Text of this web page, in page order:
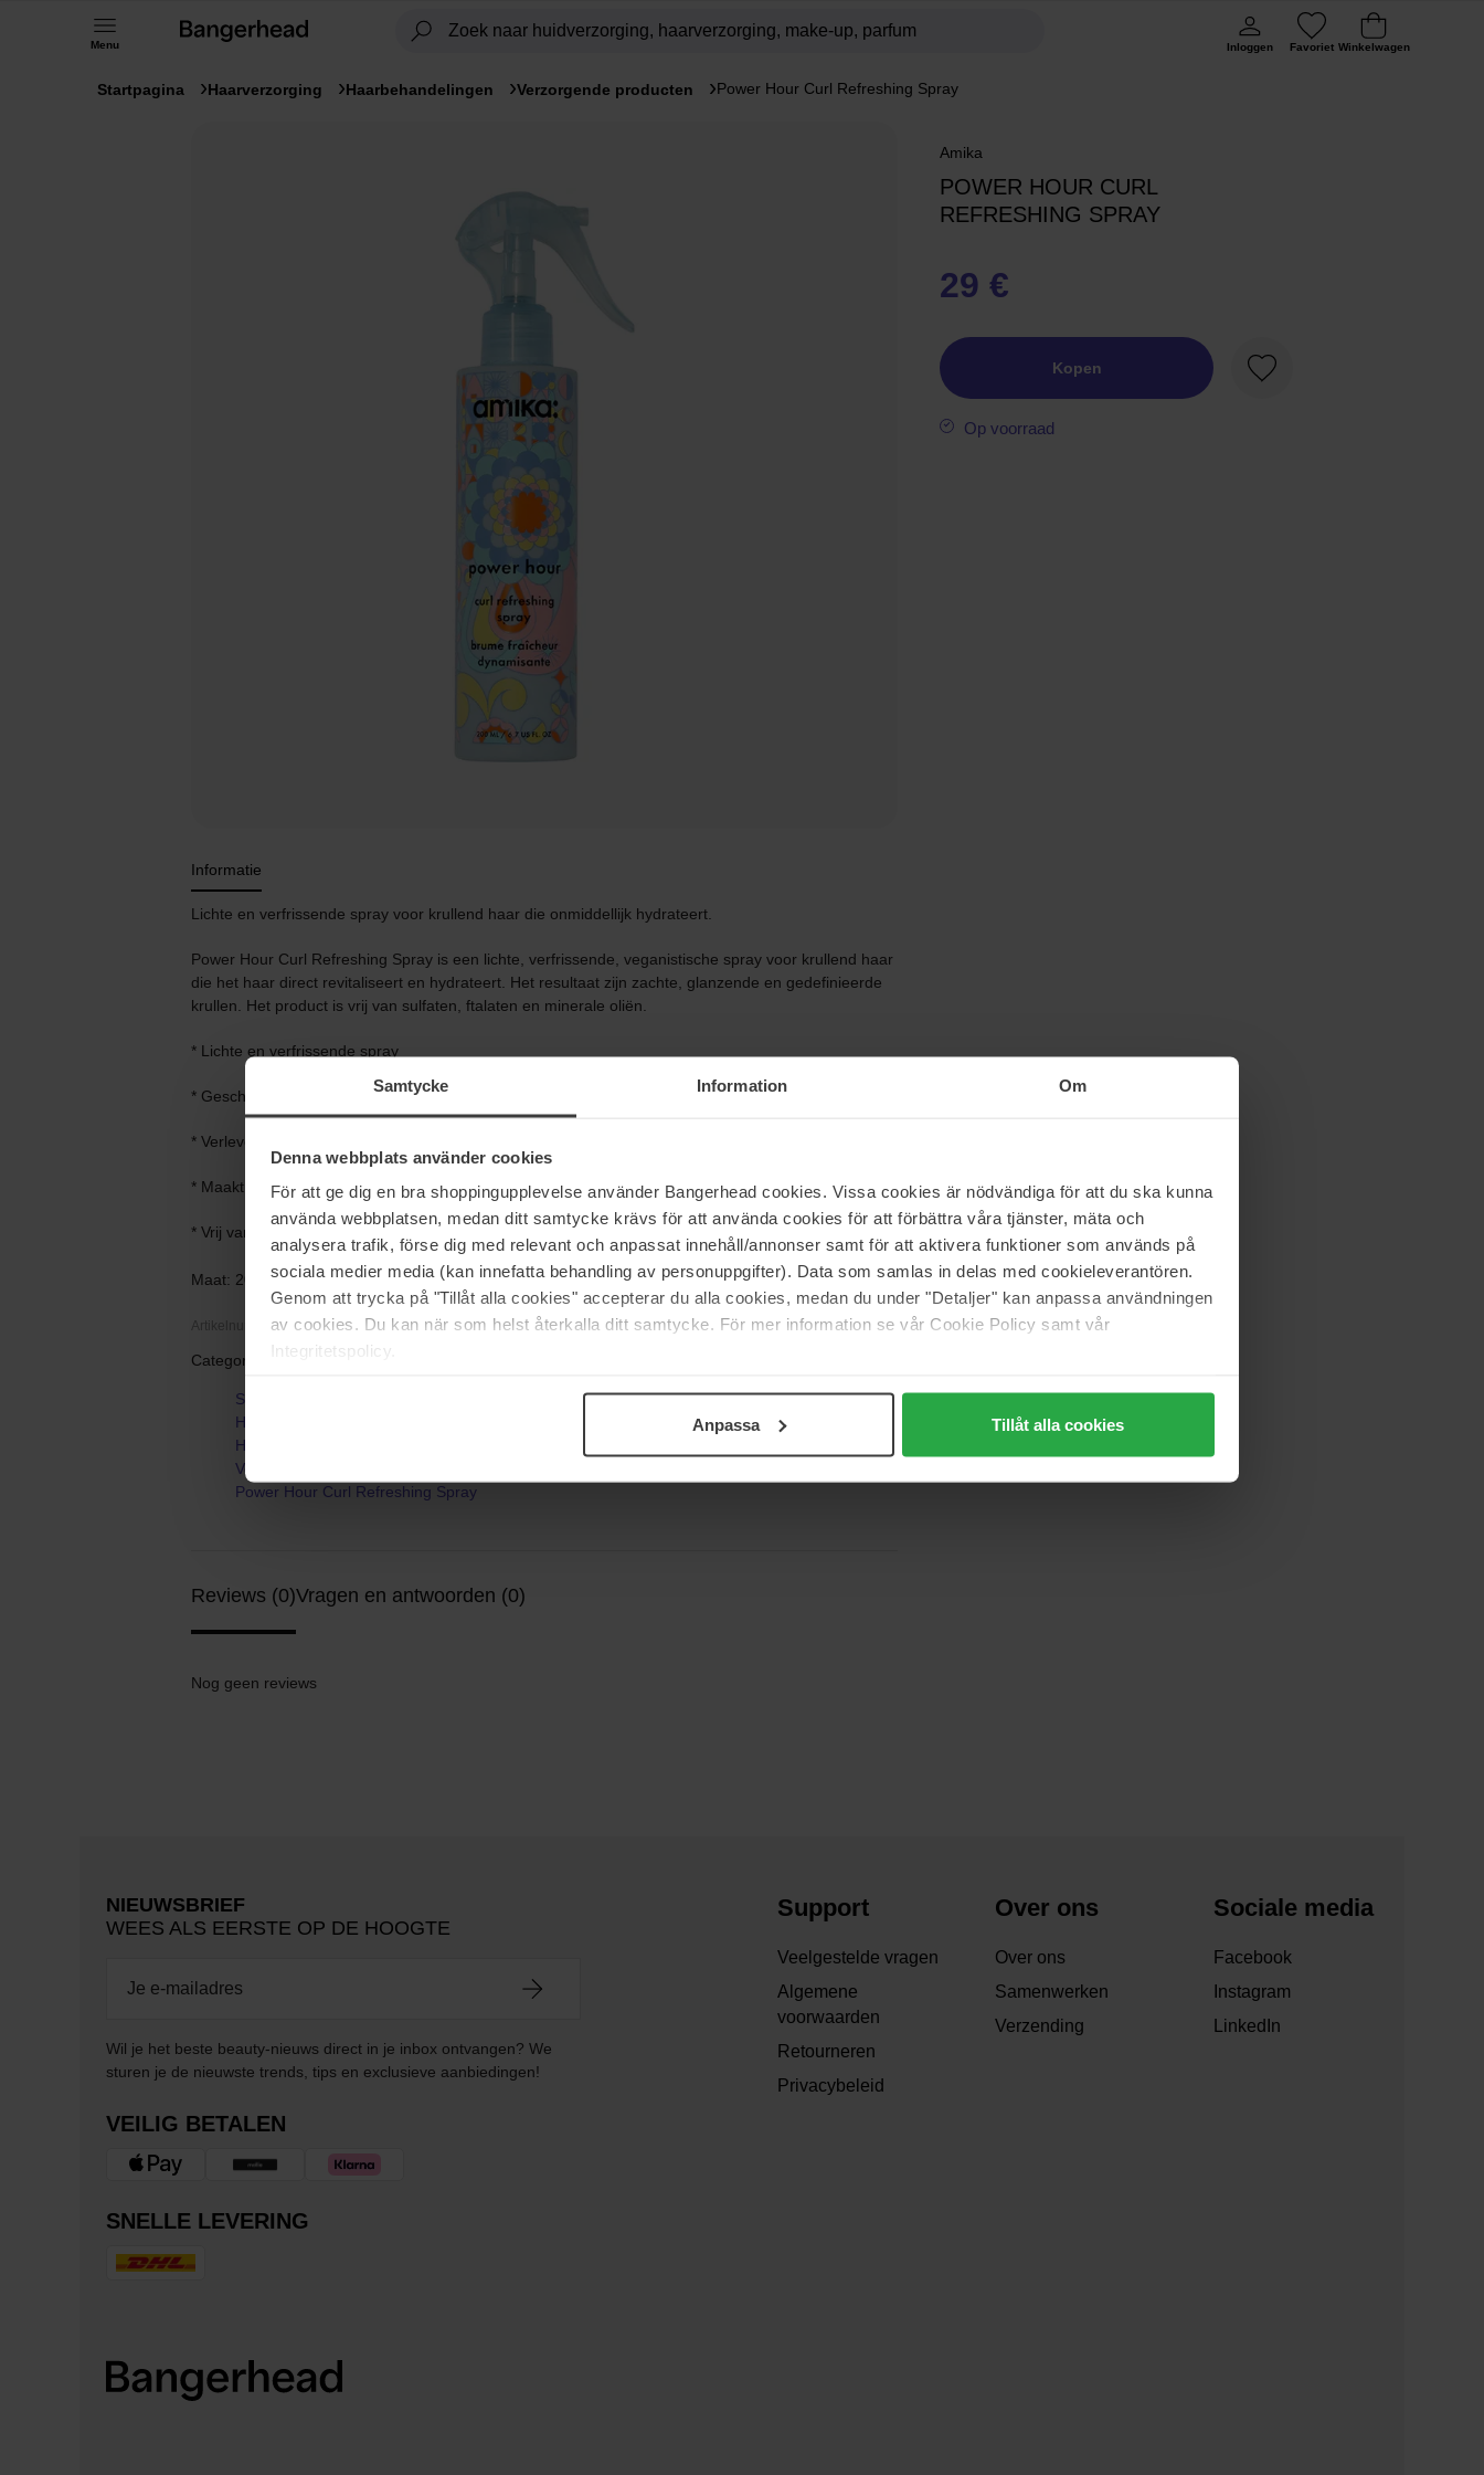
Samtycke Information Om
Denna webbplats använder cookies
För att ge dig en bra shoppingupplevelse använder Bangerhead cookies. Vissa cookies är nödvändiga för att du ska kunna
använda webbplatsen, medan ditt samtycke krävs för att använda cookies för att förbättra våra tjänster, mäta och
analysera trafik, förse dig med relevant och anpassat innehåll/annonser samt för att aktivera funktioner som används på
sociala medier media (kan innefatta behandling av personuppgifter). Data som samlas in delas med cookieleverantören.
Genom att trycka på "Tillåt alla cookies" accepterar du alla cookies, medan du under "Detaljer" kan anpassa användningen
av cookies. Du kan när som helst återkalla ditt samtycke. För mer information se vår Cookie Policy samt vår
Integritetspolicy.
Anpassa Tillåt alla cookies
Menu Inloggen Favoriet Winkelwagen
Startpagina Haarverzorging Haarbehandelingen Verzorgende producten Power Hour Curl Refreshing Spray
Amika
POWER HOUR CURL
REFRESHING SPRAY
29 €
Kopen
Favoriet
Op voorraad
Informatie
Lichte en verfrissende spray voor krullend haar die onmiddellijk hydrateert.
Power Hour Curl Refreshing Spray is een lichte, verfrissende, veganistische spray voor krullend haar
die het haar direct revitaliseert en hydrateert. Het resultaat zijn zachte, glanzende en gedefinieerde
krullen. Het product is vrij van sulfaten, ftalaten en minerale oliën.
* Lichte en verfrissende spray
* Geschikt voor krullend haar
* Verlevendigt en hydrateert het haar
* Maakt het haar zacht en glanzend
* Vrij van sulfaten, ftalaten en minerale olië
Maat: 200 ml
Artikelnummer: 107271
Categorieën:
Startpagina
Haarverzorging
Haarbehandelingen
Verzorgende producten
Power Hour Curl Refreshing Spray
Reviews (0)Vragen en antwoorden (0)
Nog geen reviews
NIEUWSBRIEF
WEES ALS EERSTE OP DE HOOGTE
Wil je het beste beauty-nieuws direct in je inbox ontvangen? We
sturen je de nieuwste trends, tips en exclusieve aanbiedingen!
VEILIG BETALEN
SNELLE LEVERING
Support
Veelgestelde vragen
Algemene
voorwaarden
Retourneren
Privacybeleid
Over ons
Over ons
Samenwerken
Verzending
Sociale media
Facebook
Instagram
LinkedIn